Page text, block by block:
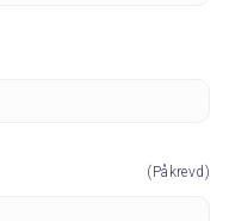
(Påkrevd)